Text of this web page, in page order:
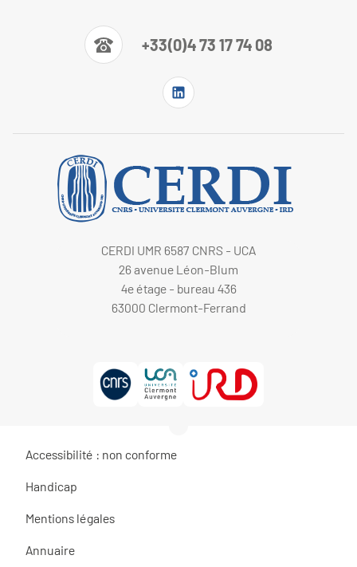
+33(0)4 73 17 74 08
CERDI UMR 6587 CNRS - UCA
26 avenue Léon-Blum
4e étage - bureau 436
63000 Clermont-Ferrand
Accessibilité : non conforme
Handicap
Mentions légales
Annuaire